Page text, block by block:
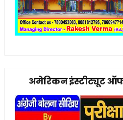
अमेरिकन इंस्टीट्यूट